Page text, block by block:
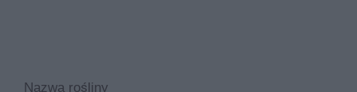
Nazwa rośliny